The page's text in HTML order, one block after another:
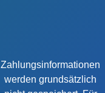
Zahlungsinformationen
werden grundsätzlich